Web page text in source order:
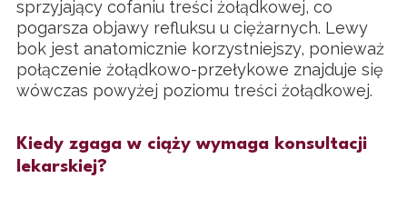
sprzyjający cofaniu treści żołądkowej, co
pogarsza objawy refluksu u ciężarnych. Lewy
bok jest anatomicznie korzystniejszy, ponieważ
połączenie żołądkowo-przełykowe znajduje się
wówczas powyżej poziomu treści żołądkowej.
Kiedy zgaga w ciąży wymaga konsultacji
lekarskiej?